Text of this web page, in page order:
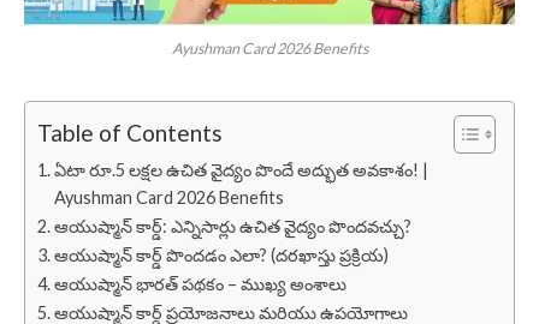
Ayushman Card 2026 Benefits
Table of Contents
ఏటా రూ.5 లక్షల ఉచిత వైద్యం పొందే అద్భుత అవకాశం! |
Ayushman Card 2026 Benefits
ఆయుష్మాన్ కార్డ్: ఎన్నిసార్లు ఉచిత వైద్యం పొందవచ్చు?
ఆయుష్మాన్ కార్డ్ పొందడం ఎలా? (దరఖాస్తు ప్రక్రియ)
ఆయుష్మాన్ భారత్ పథకం – ముఖ్య అంశాలు
ఆయుష్మాన్ కార్డ్ ప్రయోజనాలు మరియు ఉపయోగాలు